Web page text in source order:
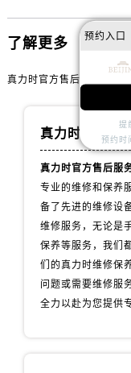
了解更多
真力时官方售后服务中心
真力时维修服
真力时官方售后服
专业的维修和保养
备了先进的维修设
维修服务，无论是
保养等服务，我们
们的真力时维修保
问题或需要维修服
全力以赴为您提供
预约入口
提
预约时